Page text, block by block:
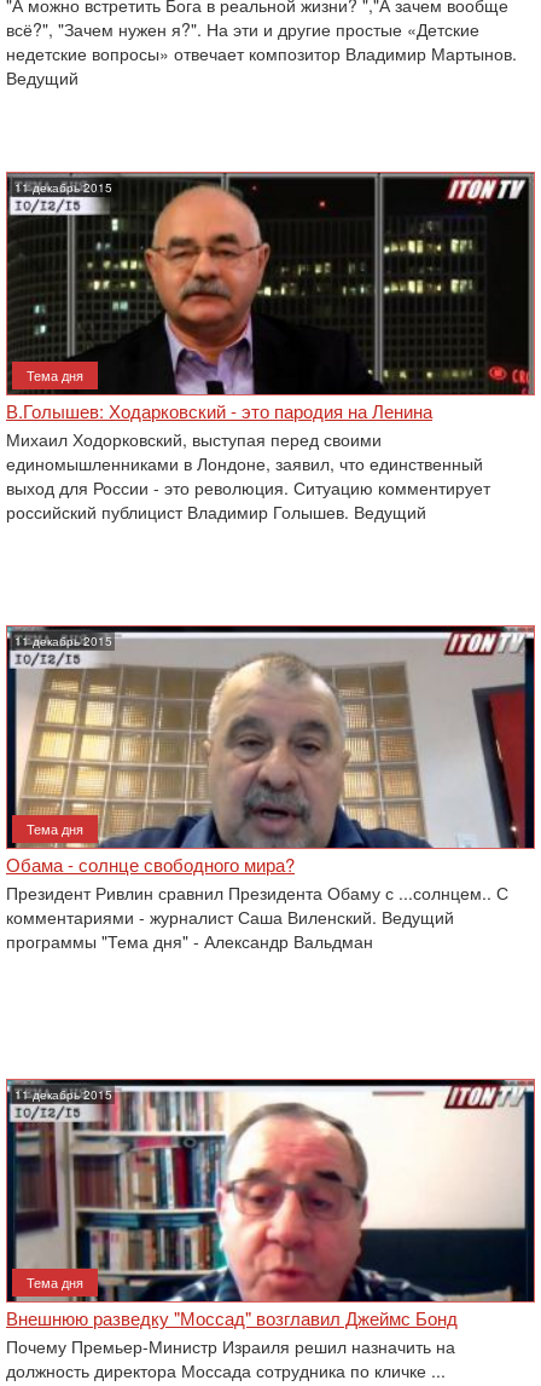
"А можно встретить Бога в реальной жизни? ","А зачем вообще
всё?", "Зачем нужен я?". На эти и другие простые «Детские
недетские вопросы» отвечает композитор Владимир Мартынов.
Ведущий
11 декабрь 2015
Тема дня
В.Голышев: Ходарковский - это пародия на Ленина
Михаил Ходорковский, выступая перед своими
единомышленниками в Лондоне, заявил, что единственный
выход для России - это революция. Ситуацию комментирует
российский публицист Владимир Голышев. Ведущий
11 декабрь 2015
Тема дня
Обама - солнце свободного мира?
Президент Ривлин сравнил Президента Обаму с ...солнцем.. С
комментариями - журналист Саша Виленский. Ведущий
программы "Тема дня" - Александр Вальдман
11 декабрь 2015
Тема дня
Внешнюю разведку "Моссад" возглавил Джеймс Бонд
Почему Премьер-Министр Израиля решил назначить на
должность директора Моссада сотрудника по кличке ...